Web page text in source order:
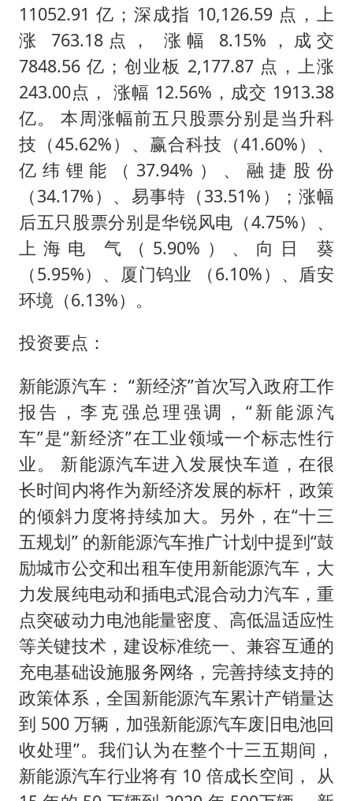
香港高温刷新历史纪录
灌溉水坝被隔成鱼塘 村民投诉20余年
韩军前线部队连曝丑闻
上海有出现龙卷潜势
11052.91 亿；深成指 10,126.59 点，上
涨 763.18点， 涨幅 8.15%，成交
7848.56 亿；创业板 2,177.87 点，上涨
243.00点， 涨幅 12.56%，成交 1913.38
亿。 本周涨幅前五只股票分别是当升科
技（45.62%）、赢合科技（41.60%）、
亿纬锂能（37.94%）、融捷股份
（34.17%）、易事特（33.51%）；涨幅
后五只股票分别是华锐风电（4.75%）、
上海电 气（5.90%）、向日 葵
（5.95%）、厦门钨业 （6.10%）、盾安
环境（6.13%）。
投资要点：
新能源汽车： “新经济”首次写入政府工作
报告，李克强总理强调，“新能源汽
车”是“新经济”在工业领域一个标志性行
业。 新能源汽车进入发展快车道，在很
长时间内将作为新经济发展的标杆，政策
的倾斜力度将持续加大。另外，在“十三
五规划” 的新能源汽车推广计划中提到“鼓
励城市公交和出租车使用新能源汽车，大
力发展纯电动和插电式混合动力汽车，重
点突破动力电池能量密度、高低温适应性
等关键技术，建设标准统一、兼容互通的
充电基础设施服务网络，完善持续支持的
政策体系，全国新能源汽车累计产销量达
到 500 万辆，加强新能源汽车废旧电池回
收处理”。我们认为在整个十三五期间，
新能源汽车行业将有 10 倍成长空间， 从